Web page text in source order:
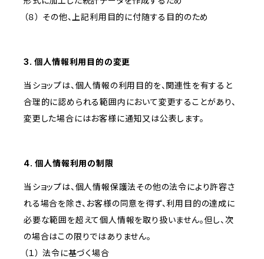
（８） その他、上記利用目的に付随する目的のため
3. 個人情報利用目的の変更
当ショップは、個人情報の利用目的を、関連性を有すると
合理的に認められる範囲内において変更することがあり、
変更した場合にはお客様に通知又は公表します。
4. 個人情報利用の制限
当ショップは、個人情報保護法その他の法令により許容さ
れる場合を除き、お客様の同意を得ず、利用目的の達成に
必要な範囲を超えて個人情報を取り扱いません。但し、次
の場合はこの限りではありません。
（１） 法令に基づく場合